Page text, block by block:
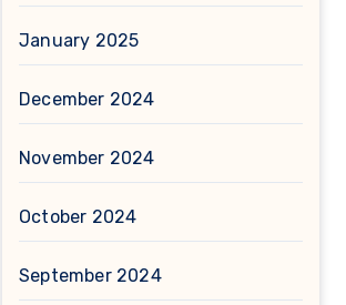
January 2025
December 2024
November 2024
October 2024
September 2024